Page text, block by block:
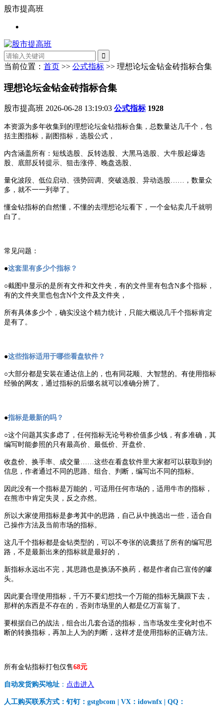
股市提高班
当前位置： 首页 >> 公式指标 >> 理想论坛金钻金砖指标合集
理想论坛金钻金砖指标合集
股市提高班 2026-06-28 13:19:03 公式指标 1928
本资源为多年收集到的理想论坛金钻指标合集，总数量达几千个，包
括主图指标，副图指标，选股公式，
内含涵盖所有：短线选股、反转选股、大黑马选股、大牛股起爆选
股、底部反转提示、狙击涨停、晚盘选股、
量化波段、低位启动、强势回调、突破选股、异动选股……，数量众
多，就不一一列举了。
懂金钻指标的自然懂，不懂的去理想论坛看下，一个金钻卖几千就明
白了。
常见问题：
●这套里有多少个指标？
○截图中显示的是所有文件和文件夹，有的文件里有包含N多个指标，
有的文件夹里也包含N个文件及文件夹，
所有具体多少个，确实没这个精力统计，只能大概说几千个指标肯定
是有了。
●这些指标适用于哪些看盘软件？
○大部分都是安装在通达信上的，也有同花顺、大智慧的。有使用指标
经验的网友，通过指标的后缀名就可以准确分辨了。
●指标是最新的吗？
○这个问题其实多虑了，任何指标无论号称价值多少钱，有多准确，其
编写时能参照的只有最高价、最低价、开盘价、
收盘价、换手率、成交量……这些在看盘软件里大家都可以获取到的
信息，作者通过不同的思路、组合、判断，编写出不同的指标。
因此没有一个指标是万能的，可适用任何市场的，适用牛市的指标，
在熊市中肯定失灵，反之亦然。
所以大家使用指标是参考其中的思路，自己从中挑选出一些，适合自
己操作方法及当前市场的指标。
这几千个指标都是金钻类型的，可以不夸张的说囊括了所有的编写思
路，不是最新出来的指标就是最好的，
新指标永远出不完，其思路也是换汤不换药，都是作者自己宣传的噱
头。
因此要合理使用指标，千万不要幻想找一个万能的指标无脑跟下去，
那样的东西是不存在的，否则市场里的人都是亿万富翁了。
要根据自己的战法，组合出几套合适的指标，当市场发生变化时也不
断的转换指标，再加上人为的判断，这样才是使用指标的正确方法。
所有金钻指标打包仅售68元
自动发货购买地址 ： 点击进入
人工购买联系方式：钉钉：gstgbcom | VX：idownfx | QQ：